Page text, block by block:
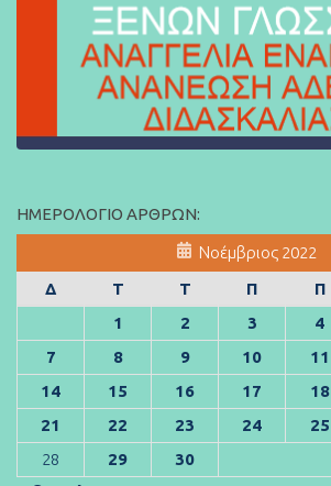
ΗΜΕΡΟΛΌΓΙΟ ΆΡΘΡΩΝ:
Νοέμβριος 2022
Δ
Τ Τ Π Π
1
2 3 4
7
8 9 10 11
14
15 16 17 18
21
22 23 24 25
28
29
30